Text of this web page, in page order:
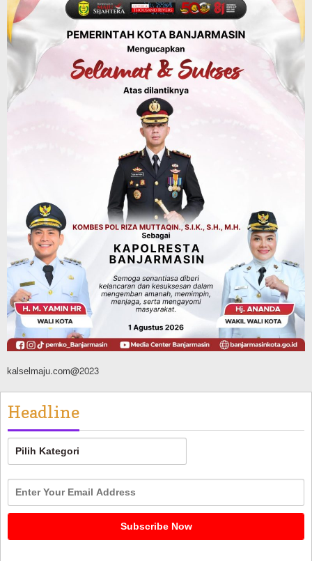
Keselamatan Jalan Alternatif
Banjarbaru–Batulicin
Agustus 6, 2026
Dinas Kehutanan Kalsel
Tahura Sultan Adam Sempat Alami
Kebakaran Lahan, Api Berhasil
Dipadamkan, Kadishut Kalsel
Memimpin Langsung Aksi di Lapangan
Advertorial Pemkab Balangan
Silaturahmi ke DPRD Balangan, Kapolres
AKBP Arif Mansyur Perkuat Koordinasi
Keamanan Daerah
Agustus 6, 2026
kalselmaju.com@2023
Headline
Headline